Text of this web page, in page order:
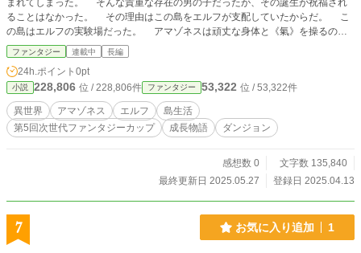
まれてしまった。 そんな貴重な存在の男の子だったが、その誕生が祝福され
ることはなかった。 その理由はこの島をエルフが支配していたからだ。 こ
の島はエルフの実験場だった。 アマゾネスは頑丈な身体と《氣》を操るのが
得意な種族だ。 エルフは打たれ弱いが高い《魔力》と長い《寿命》を持つ種
族だ。 エルフの狙いは氣と魔力を操り、強い身体と長い寿命を持つ新しいエ
ルフ——【ハイエルフ】の誕生だった。
ファンタジー 連載中 長編
24h.ポイント 0pt
小説 228,806 位 / 228,806件 ファンタジー 53,322 位 / 53,322件
異世界 アマゾネス エルフ
島生活
第5回次世代ファンタジーカップ
成長物語 ダンジョン
感想数 0
文字数 135,840
最終更新日 2025.05.27
登録日 2025.04.13
7 お気に入り追加 1